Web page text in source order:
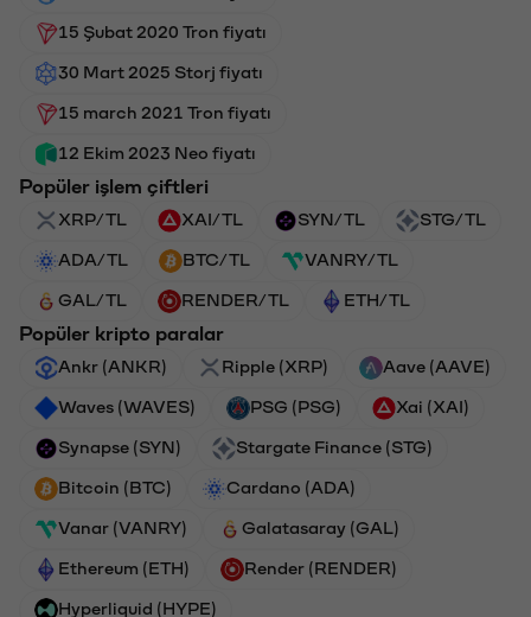
15 Şubat 2020 Tron fiyatı
30 Mart 2025 Storj fiyatı
15 march 2021 Tron fiyatı
12 Ekim 2023 Neo fiyatı
Popüler işlem çiftleri
XRP/TL XAI/TL SYN/TL STG/TL
ADA/TL BTC/TL VANRY/TL
GAL/TL RENDER/TL ETH/TL
Popüler kripto paralar
Ankr (ANKR) Ripple (XRP) Aave (AAVE)
Waves (WAVES) PSG (PSG) Xai (XAI)
Synapse (SYN) Stargate Finance (STG)
Bitcoin (BTC) Cardano (ADA)
Vanar (VANRY) Galatasaray (GAL)
Ethereum (ETH) Render (RENDER)
Hyperliquid (HYPE)